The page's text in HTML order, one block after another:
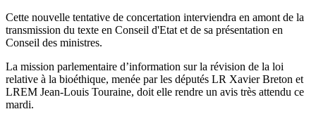
Cette nouvelle tentative de concertation interviendra en amont de la
transmission du texte en Conseil d'Etat et de sa présentation en
Conseil des ministres.
La mission parlementaire d’information sur la révision de la loi
relative à la bioéthique, menée par les députés LR Xavier Breton et
LREM Jean-Louis Touraine, doit elle rendre un avis très attendu ce
mardi.